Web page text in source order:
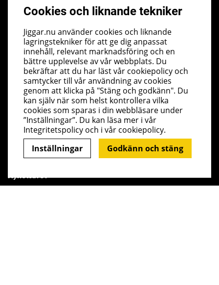
Om oss
Om butiken
Södertäljevägen 30, Järna
08 - 551 713 37
Info@jiggar.nu
Butikens öppettider
Måndag - Fredag kl 10.00 - 18.00
Lördag - kl 10.00 - 14.00
Söndag - kl 10.00 - 14.00
Cookies och liknande tekniker
Jiggar.nu använder cookies och liknande
lagringstekniker för att ge dig anpassat
innehåll, relevant marknadsföring och en
bättre upplevelse av vår webbplats. Du
bekräftar att du har läst vår cookiepolicy och
samtycker till vår användning av cookies
genom att klicka på "Stäng och godkänn". Du
kan själv när som helst kontrollera vilka
cookies som sparas i din webbläsare under
”Inställningar”. Du kan läsa mer i vår
Integritetspolicy och i vår cookiepolicy.
Inställningar
Godkänn och stäng